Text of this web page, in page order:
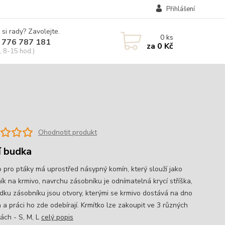
Přihlášení
rady? Zavolejte.
787 181
8-15 hod.)
0ks
za 0 Kč
Ohodnotit produkt
pro ptáky má uprostřed násypný komín, který slouží jako
na krmivo, navrchu zásobníku je odnímatelná krycí stříška,
zásobníku jsou otvory, kterými se krmivo dostává na dno
a práci ho zde odebírají. Krmítko lze zakoupit ve 3 různých
- S, M, L celý popis